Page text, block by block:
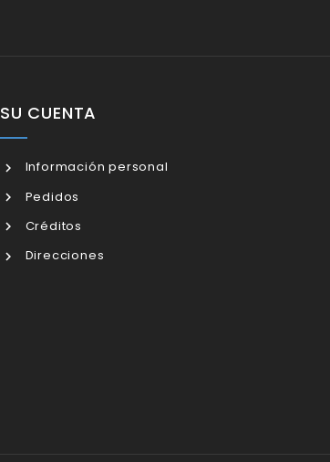
SU CUENTA
Información personal
Pedidos
Créditos
Direcciones